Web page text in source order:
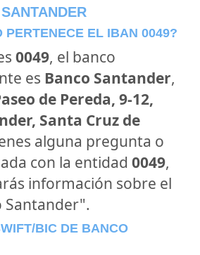
PERTENECE EL IBAN 0049?
0049, el banco
es Banco Santander,
de Pereda, 9-12,
Santa Cruz de
alguna pregunta o
con la entidad 0049,
información sobre el
Santander".
BIC DE BANCO